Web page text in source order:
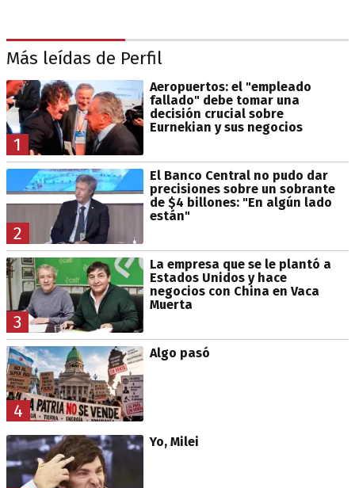
Más leídas de Perfil
1
Aeropuertos: el "empleado
fallado" debe tomar una
decisión crucial sobre
Eurnekian y sus negocios
2
El Banco Central no pudo dar
precisiones sobre un sobrante
de $4 billones: "En algún lado
están"
3
La empresa que se le plantó a
Estados Unidos y hace
negocios con China en Vaca
Muerta
4
Algo pasó
Yo, Milei